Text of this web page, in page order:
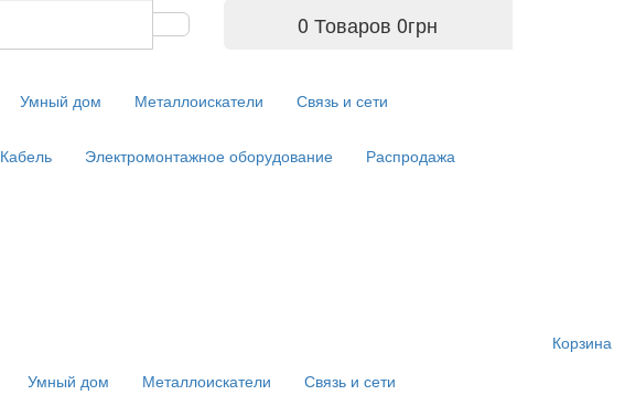
0 Товаров 0грн
Умный дом Металлоискатели Связь и сети
Кабель Электромонтажное оборудование Распродажа
Умный дом Металлоискатели Связь и сети
Корзина